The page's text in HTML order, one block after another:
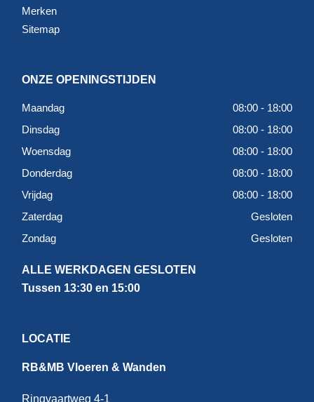
Merken
Sitemap
ONZE OPENINGSTIJDEN
Maandag
08:00 - 18:00
Dinsdag
08:00 - 18:00
Woensdag
08:00 - 18:00
Donderdag
08:00 - 18:00
Vrijdag
08:00 - 18:00
Zaterdag
Gesloten
Zondag
Gesloten
ALLE WERKDAGEN GESLOTEN
Tussen 13:30 en 15:00
LOCATIE
RB&MB Vloeren & Wanden
Ringvaartweg 4-1